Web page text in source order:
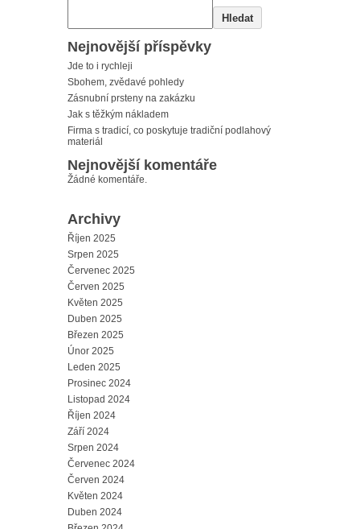
Hledat
Nejnovější příspěvky
Jde to i rychleji
Sbohem, zvědavé pohledy
Zásnubní prsteny na zakázku
Jak s těžkým nákladem
Firma s tradicí, co poskytuje tradiční podlahový
materiál
Nejnovější komentáře
Žádné komentáře.
Archivy
Říjen 2025
Srpen 2025
Červenec 2025
Červen 2025
Květen 2025
Duben 2025
Březen 2025
Únor 2025
Leden 2025
Prosinec 2024
Listopad 2024
Říjen 2024
Září 2024
Srpen 2024
Červenec 2024
Červen 2024
Květen 2024
Duben 2024